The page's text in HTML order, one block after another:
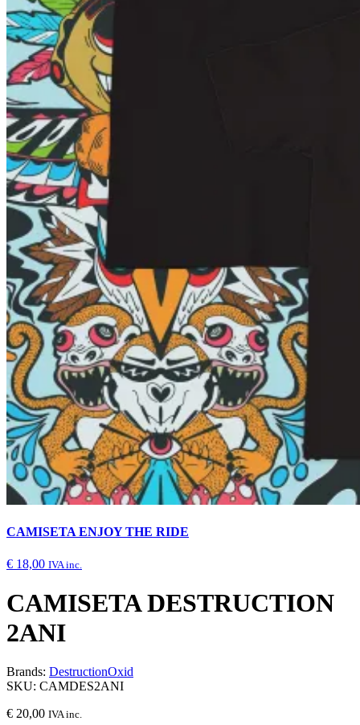
CAMISETA ENJOY THE RIDE
€ 18,00 IVA inc.
CAMISETA DESTRUCTION
2ANI
Brands: DestructionOxid
SKU: CAMDES2ANI
€ 20,00 IVA inc.